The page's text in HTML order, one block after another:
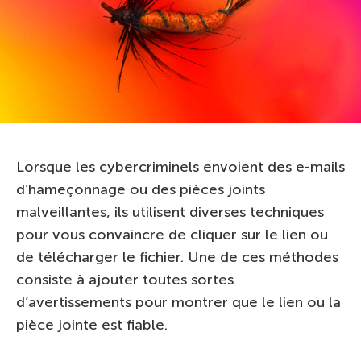
Lorsque les cybercriminels envoient des e-mails
d’hameçonnage ou des pièces joints
malveillantes, ils utilisent diverses techniques
pour vous convaincre de cliquer sur le lien ou
de télécharger le fichier. Une de ces méthodes
consiste à ajouter toutes sortes
d’avertissements pour montrer que le lien ou la
pièce jointe est fiable.